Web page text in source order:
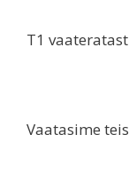
T1
Vaatasime